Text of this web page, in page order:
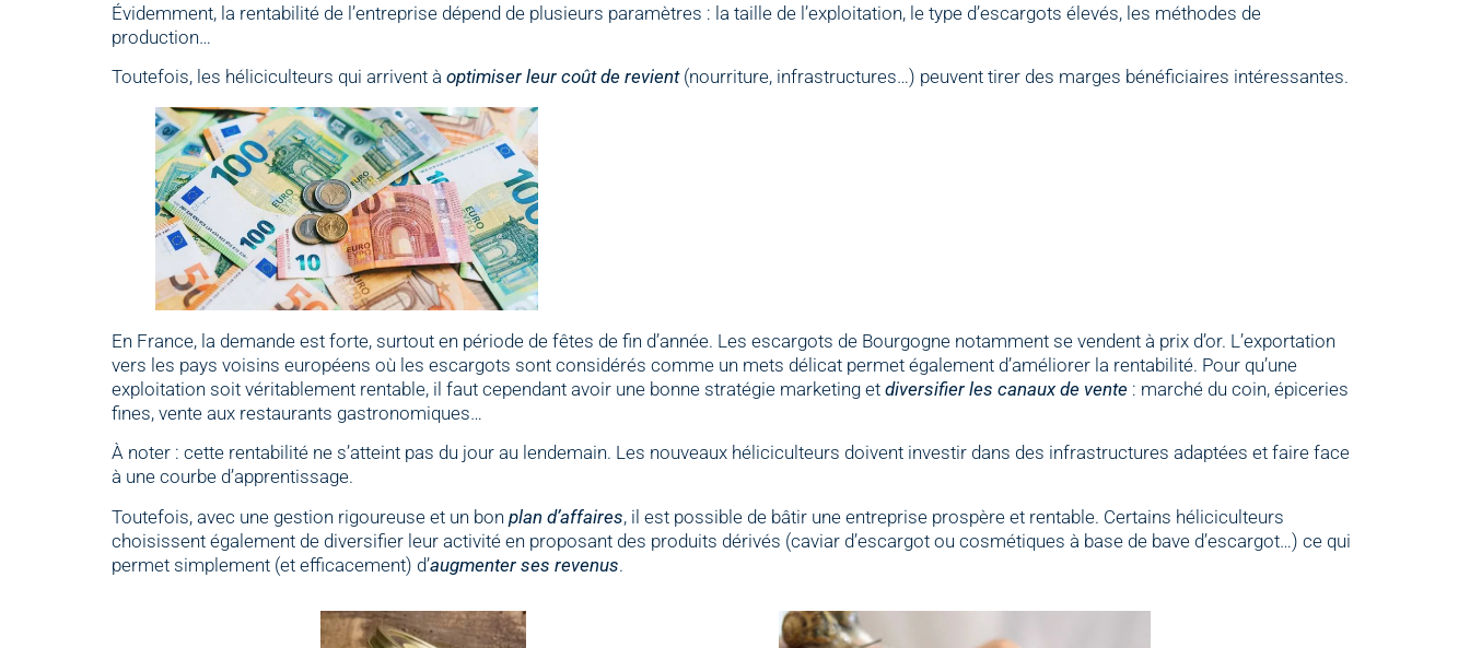
Évidemment, la rentabilité de l’entreprise dépend de plusieurs paramètres : la taille de l’exploitation, le type d’escargots élevés, les méthodes de
production…
Toutefois, les héliciculteurs qui arrivent à optimiser leur coût de revient (nourriture, infrastructures…) peuvent tirer des marges bénéficiaires intéressantes.
En France, la demande est forte, surtout en période de fêtes de fin d’année. Les escargots de Bourgogne notamment se vendent à prix d’or. L’exportation
vers les pays voisins européens où les escargots sont considérés comme un mets délicat permet également d’améliorer la rentabilité. Pour qu’une
exploitation soit véritablement rentable, il faut cependant avoir une bonne stratégie marketing et diversifier les canaux de vente : marché du coin, épiceries
fines, vente aux restaurants gastronomiques…
À noter : cette rentabilité ne s’atteint pas du jour au lendemain. Les nouveaux héliciculteurs doivent investir dans des infrastructures adaptées et faire face
à une courbe d’apprentissage.
Toutefois, avec une gestion rigoureuse et un bon plan d’affaires, il est possible de bâtir une entreprise prospère et rentable. Certains héliciculteurs
choisissent également de diversifier leur activité en proposant des produits dérivés (caviar d’escargot ou cosmétiques à base de bave d’escargot…) ce qui
permet simplement (et efficacement) d’augmenter ses revenus.